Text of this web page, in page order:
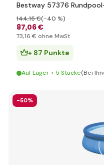
Bestway 57376
87,06 €
144,15 €(-40 %)
73,16 € ohne MwSt
+ 87 Punkte
Auf Lager > 5 Stücke(Bei
-50%